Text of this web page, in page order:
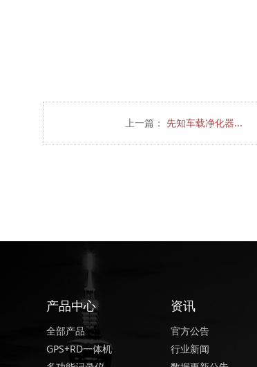
上一篇： 先知车载净化器...
产品中心
全部产品
GPS+RD一体机
资讯
官方公告
行业新闻